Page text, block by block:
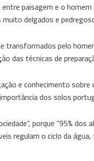
paisagem e o
delgados e
pelo
das técnicas de
e conhecimento
dos solos
porque “95%
regulam o ciclo da